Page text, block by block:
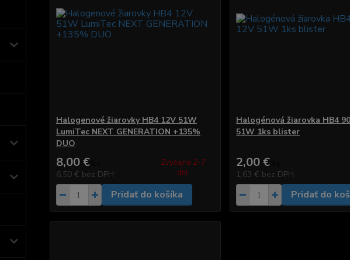
Halogenové žiarovky HB4 12V 51W
LumiTec NEXT GENERATION +135%
DUO
8,00 €/
6,50 € bez DPH
Zvyčajne 2-7
dni.
Pridať do košíka
Halogénová žiarovka HB4
51W 1ks blister
2,00 €
1,63 € bez DPH
Pridať do